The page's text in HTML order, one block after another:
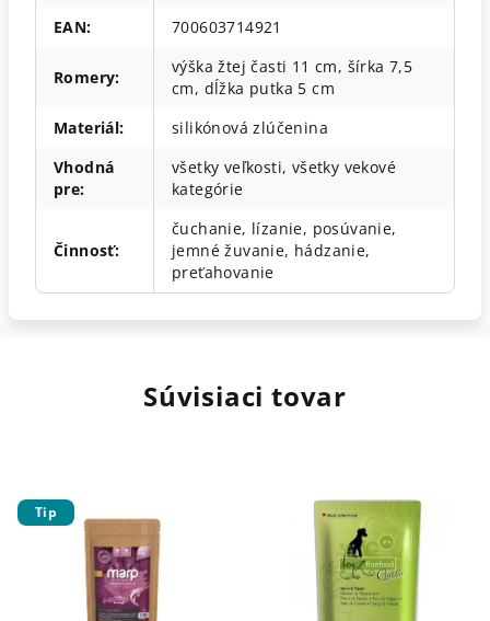
EAN: 700603714921
Romery:
výška žtej časti 11 cm, šírka 7,5
cm, dĺžka putka 5 cm
Materiál:
silikónová zlúčenina
Vhodná
pre:
všetky veľkosti, všetky vekové
kategórie
Činnosť:
čuchanie, lízanie, posúvanie,
jemné žuvanie, hádzanie,
preťahovanie
Súvisiaci tovar
Tip